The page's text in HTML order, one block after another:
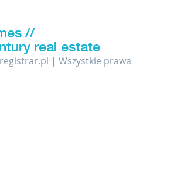
| Wszystkie prawa